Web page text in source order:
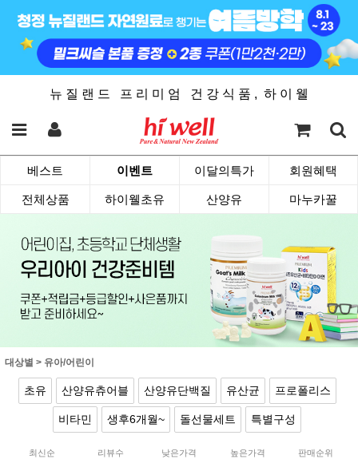
뉴 질 랜 드 프 리 미 엄 건 강 식 품 , 하 이 웰
베스트 이벤트 이달의특가 회원혜택
전체상품 하이웰초유 산양유 마누카꿀
대상별 > 유아/어린이
초유 산양유츄어블 산양유단백질 유산균 프로폴리스
비타민 생후6개월~ 돌선물세트 특별구성
최신순 리뷰수 낮은가격 높은가격 판매순위